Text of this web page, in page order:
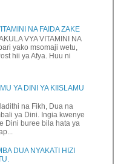
NA FAIDA ZAKE
VITAMINI NA
yako msomaji wetu,
hii ya Afya. Huu ni
YA DINI YA KIISLAMU
na Fikh, Dua na
ya Dini. Ingia kwenye
Dini buree bila hata ya
DUA NYAKATI HIZI